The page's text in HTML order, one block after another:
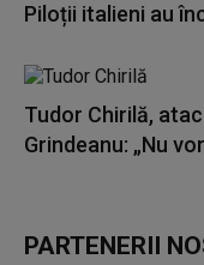
Piloții italieni au
Tudor Chirilă,
Grindeanu: „Nu
PARTENERII